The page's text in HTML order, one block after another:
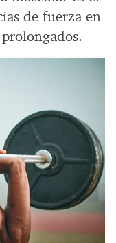
de fuerza en